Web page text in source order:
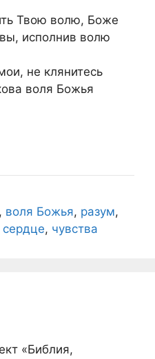
Твою волю, Боже
исполнив волю
не клянитесь
воля Божья
, воля Божья, разум,
сердце, чувства
«Библия,